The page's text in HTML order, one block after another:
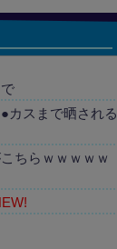
カスまで晒される
ちらｗｗｗｗｗ